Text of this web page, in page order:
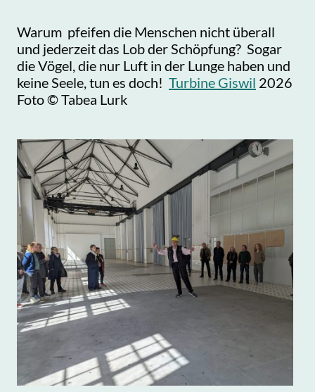
Warum pfeifen die Menschen nicht überall
und jederzeit das Lob der Schöpfung? Sogar
die Vögel, die nur Luft in der Lunge haben und
keine Seele, tun es doch! Turbine Giswil 2026
Foto © Tabea Lurk